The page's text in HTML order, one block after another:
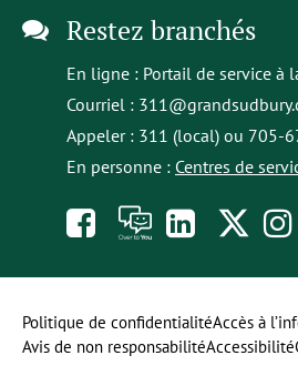
Restez branchés
En ligne : Portail de service à
Courriel :
Appeler : 311 (local) ou 705-
En personne : Centres de
Like
us
on
Facebook
À
toi
la
opens
in
a
us
on
Politique de confidentialitéAccès à
Avis de non responsabilitéAccessibilité